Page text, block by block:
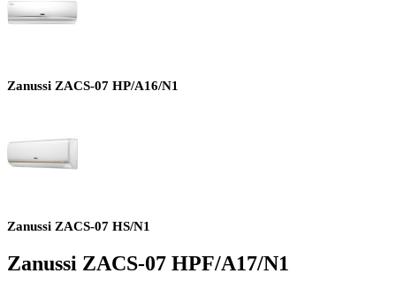
Zanussi ZACS-07 HP/A16/N1
Zanussi ZACS-07 HS/N1
Zanussi ZACS-07 HPF/A17/N1